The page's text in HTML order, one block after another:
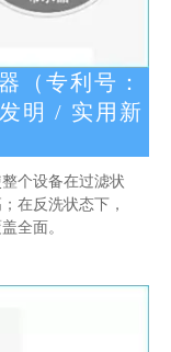
（专利号：
明 / 实用新
个设备在过滤状
在反洗状态下，
全面。